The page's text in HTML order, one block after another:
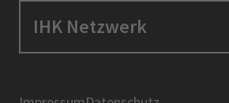
Berufszugang
Über uns
Positionen
Presse
IHK Netzwerk